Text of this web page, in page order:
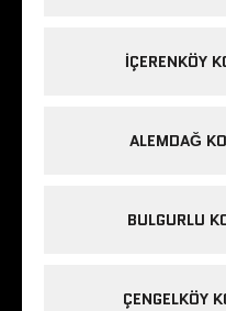
IÇERENKÖY
ALEMDAĞ
BULGURLU
ÇENGELKÖY